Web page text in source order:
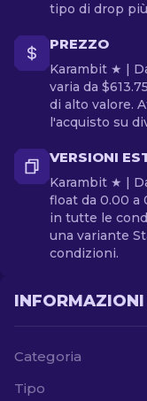
tipo di drop
PREZZO
Karambit ★ |
varia da
di alto valore.
l'acquisto su
VERSIONI
Karambit ★ |
float da 0.00 a
in tutte le
una variante
condizioni.
Categoria
Tipo